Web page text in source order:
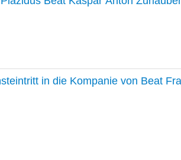
in die Kompanie von Beat